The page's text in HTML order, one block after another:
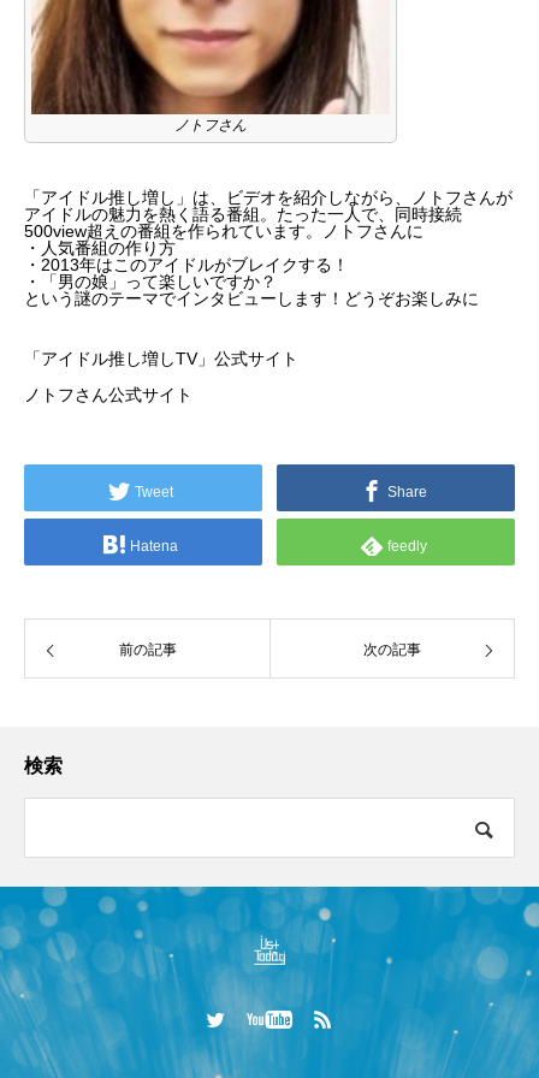
ノトフさん
「アイドル推し増し」は、ビデオを紹介しながら、ノトフさんが
アイドルの魅力を熱く語る番組。たった一人で、同時接続
500view超えの番組を作られています。ノトフさんに
・人気番組の作り方
・2013年はこのアイドルがブレイクする！
・「男の娘」って楽しいですか？
という謎のテーマでインタビューします！どうぞお楽しみに
「アイドル推し増しTV」公式サイト
ノトフさん公式サイト
Tweet Share
Hatena feedly
前の記事 次の記事
検索